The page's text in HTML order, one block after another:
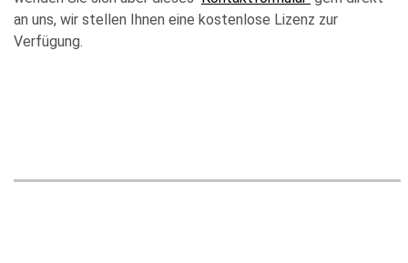
an uns, wir stellen Ihnen eine kostenlose Lizenz zur
Verfügung.